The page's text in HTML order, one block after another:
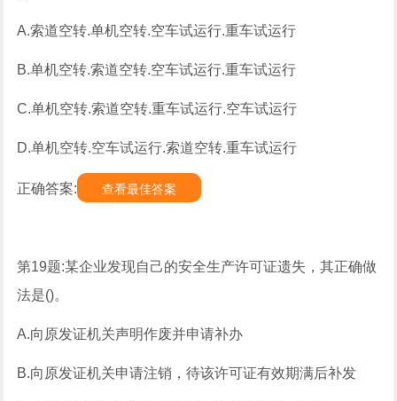
A.索道空转.单机空转.空车试运行.重车试运行
B.单机空转.索道空转.空车试运行.重车试运行
C.单机空转.索道空转.重车试运行.空车试运行
D.单机空转.空车试运行.索道空转.重车试运行
正确答案: 查看最佳答案
第19题:某企业发现自己的安全生产许可证遗失，其正确做
法是()。
A.向原发证机关声明作废并申请补办
B.向原发证机关申请注销，待该许可证有效期满后补发